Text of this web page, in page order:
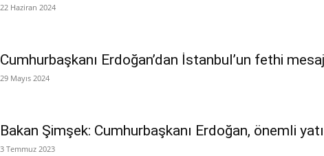
22 Haziran 2024
Cumhurbaşkanı Erdoğan’dan İstanbul’un fethi
29 Mayıs 2024
Bakan Şimşek: Cumhurbaşkanı Erdoğan, önemli
3 Temmuz 2023